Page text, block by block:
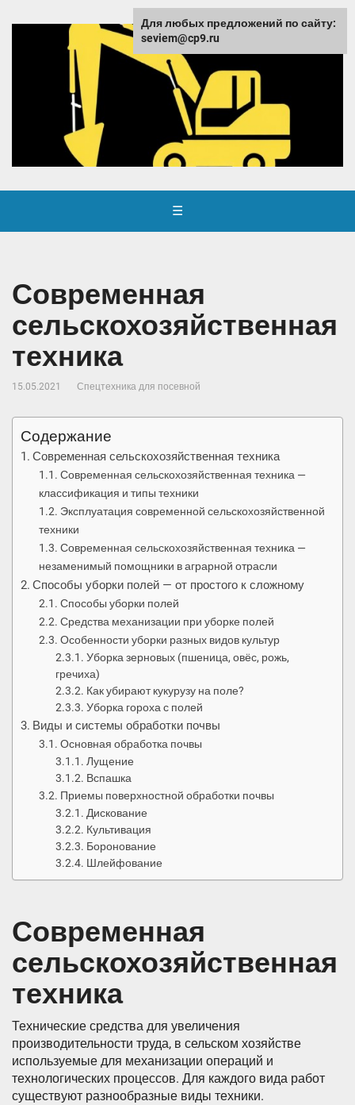
☰
Современная
сельскохозяйственная
техника
15.05.2021 Спецтехника для посевной
Содержание
Современная сельскохозяйственная техника
Современная сельскохозяйственная техника —
классификация и типы техники
Эксплуатация современной сельскохозяйственной
техники
Современная сельскохозяйственная техника —
незаменимый помощники в аграрной отрасли
Способы уборки полей — от простого к сложному
Способы уборки полей
Средства механизации при уборке полей
Особенности уборки разных видов культур
Уборка зерновых (пшеница, овёс, рожь,
гречиха)
Как убирают кукурузу на поле?
Уборка гороха с полей
Виды и системы обработки почвы
Основная обработка почвы
Лущение
Вспашка
Приемы поверхностной обработки почвы
Дискование
Культивация
Боронование
Шлейфование
Современная
сельскохозяйственная
техника
Технические средства для увеличения
производительности труда, в сельском хозяйстве
используемые для механизации операций и
технологических процессов. Для каждого вида работ
существуют разнообразные виды техники.
Для любых предложений по сайту:
seviem@cp9.ru